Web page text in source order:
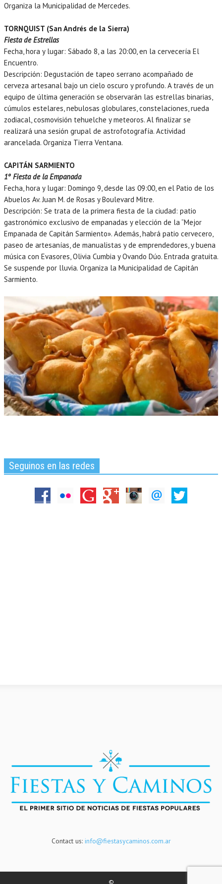
Organiza la Municipalidad de Mercedes.
TORNQUIST (San Andrés de la Sierra)
Fiesta de Estrellas
Fecha, hora y lugar: Sábado 8, a las 20:00, en la cervecería El
Encuentro.
Descripción: Degustación de tapeo serrano acompañado de
cerveza artesanal bajo un cielo oscuro y profundo. A través de un
equipo de última generación se observarán las estrellas binarias,
cúmulos estelares, nebulosas globulares, constelaciones, rueda
zodiacal, cosmovisión tehuelche y meteoros. Al finalizar se
realizará una sesión grupal de astrofotografía. Actividad
arancelada. Organiza Tierra Ventana.
CAPITÁN SARMIENTO
1º Fiesta de la Empanada
Fecha, hora y lugar: Domingo 9, desde las 09:00, en el Patio de los
Abuelos Av. Juan M. de Rosas y Boulevard Mitre.
Descripción: Se trata de la primera fiesta de la ciudad: patio
gastronómico exclusivo de empanadas y elección de la “Mejor
Empanada de Capitán Sarmiento». Además, habrá patio cervecero,
paseo de artesanías, de manualistas y de emprendedores, y buena
música con Evasores, Olivia Cumbia y Ovando Dúo. Entrada gratuita.
Se suspende por lluvia. Organiza la Municipalidad de Capitán
Sarmiento.
Seguinos en las redes
Contact us: info@fiestasycaminos.com.ar
©